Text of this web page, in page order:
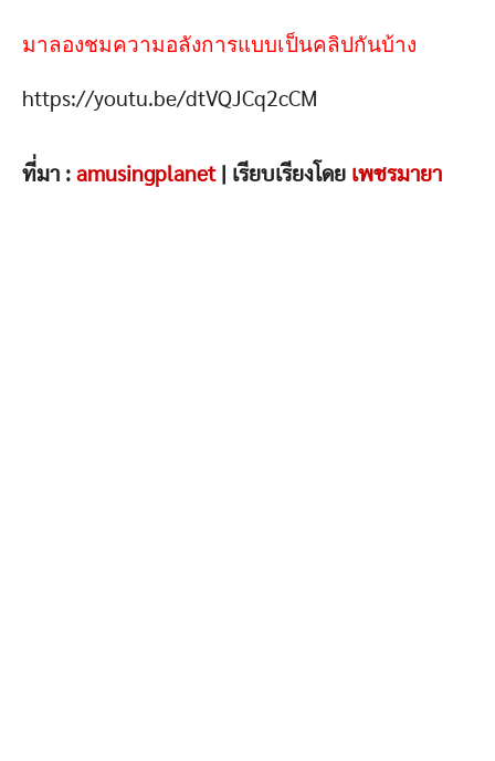
มาลองชมความอลังการแบบเป็นคลิปกันบ้าง
https://youtu.be/dtVQJCq2cCM
ที่มา : amusingplanet| เรียบเรียงโดย เพชรมายา